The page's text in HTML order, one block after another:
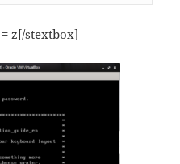
z[/stextbox]